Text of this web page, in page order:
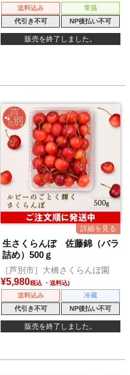
送料込み
常温
代引き不可
NP後払い不可
販売を終了しました。
生さくらんぼ 佐藤錦（バラ
詰め）500ｇ
［芦別市］大橋さくらんぼ園
¥5,980税込
送料込み
冷蔵
代引き不可
NP後払い不可
販売を終了しました。